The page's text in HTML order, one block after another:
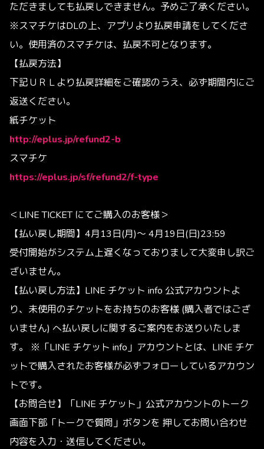
ただきましても払戻しできません。予めご了承ください。
※スマチケはDLの上、アプリより払戻申請をしてくださ
い。使用済のスマチケは、払戻不可となります。
【払戻方法】
下記ＵＲＬより払戻詳細をご確認のうえ、必ず期間内にご
返送ください。
紙チケット
http://eplus.jp/refund2-b
スマチケ
https://eplus.jp/sf/refund2/f-type
＜LINE TICKET にてご購入のお客様＞
【払い戻し期間】4月13日(月)～ 4月19日(日)23:59
受付開始がシステム上遅くなっておりまして大変申し訳ご
ざいません。
【払い戻し方法】LINE チケット info 公式アカウントよ
り、未使用のチケットをお持ちのお客様 (購入者ではござ
いません) へ払い戻しに関するご案内をお送りいたしま
す。 ※「LINE チケット info」アカウントとは、LINE チケ
ットで購入されたお客様が必ずフォローしているアカウン
トです。
【お問合せ】「LINE チケット」公式アカウントのトーク
画面下部「トークで質問」ボタンを 押してお問い合わせ
内容を入力・送信してください。